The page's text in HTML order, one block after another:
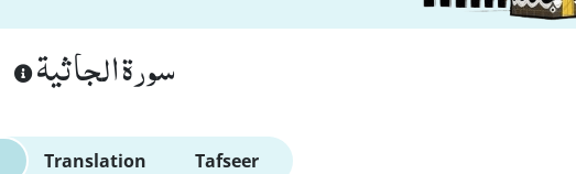
سورة الجاثية
Translation Tafseer